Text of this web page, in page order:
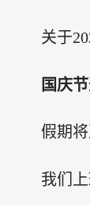
关于
国庆
假期
我们